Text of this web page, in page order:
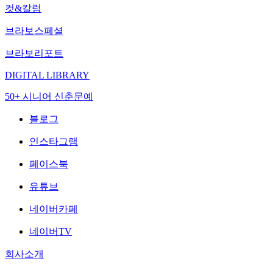
컷&칼럼
브라보스페셜
브라보리포트
DIGITAL LIBRARY
50+ 시니어 신춘문예
블로그
인스타그램
페이스북
유튜브
네이버카페
네이버TV
회사소개